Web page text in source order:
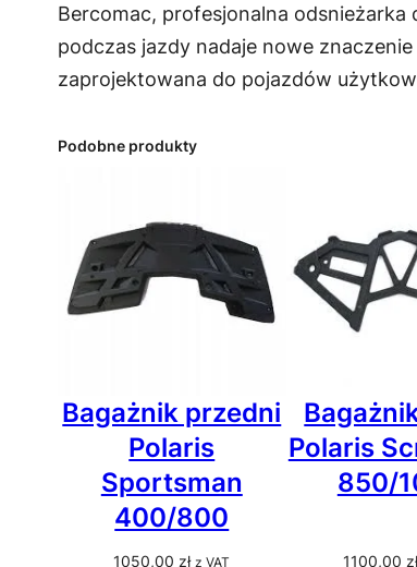
Bercomac, profesjonalna odsnieżarka
podczas jazdy nadaje nowe
zaprojektowana do pojazdów
Podobne produkty
Bagażnik przedni
Polaris
Sportsman
400/800
1050,00zł z VAT
Polaris
850/
1100,00